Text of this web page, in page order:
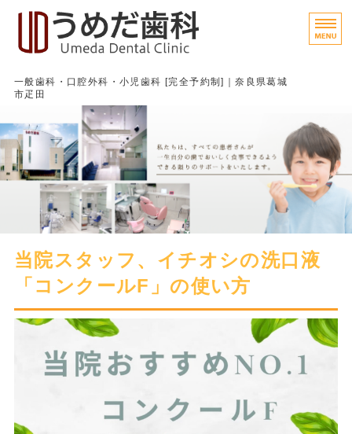
うめだ歯科
一般歯科・口腔外科・小児歯科 [完全予約制]｜奈良県葛城
市疋田
ホーム
皆さまへのメッセージ
診療方針
医院概要
院内フォトツアー
当院スタッフ、イチオシの洗口液
「コンクールF」の使い方